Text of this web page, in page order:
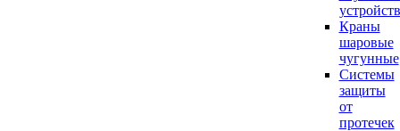
Краны
шаровые
чугунные
Системы
защиты
от
протечек